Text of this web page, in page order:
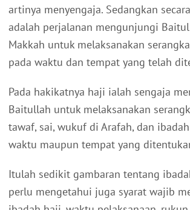
artinya menyengaja. Sedangkan
adalah perjalanan mengunjungi
Makkah untuk melaksanakan
pada waktu dan tempat yang telah
Pada hakikatnya haji ialah sengaja
Baitullah untuk melaksanakan
tawaf, sai, wukuf di Arafah, dan
waktu maupun tempat yang
Itulah sedikit gambaran tentang
perlu mengetahui juga syarat wajib